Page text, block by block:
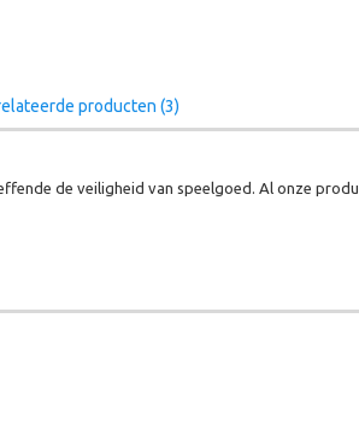
producten (3)
de veiligheid van speelgoed. Al onze